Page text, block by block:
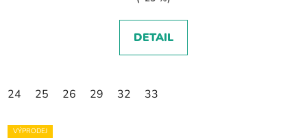
DETAIL
24 25 26 29 32 33
VÝPRODEJ